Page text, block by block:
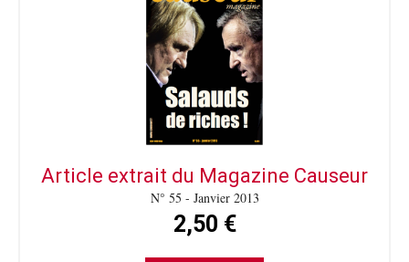
Article extrait du Magazine Causeur
N° 55 - Janvier 2013
2,50 €